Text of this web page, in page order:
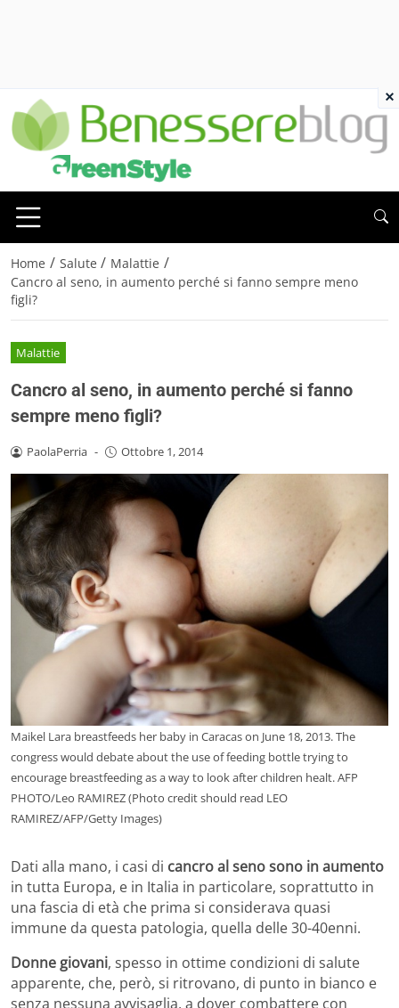
Home / Salute / Malattie /
Cancro al seno, in aumento perché si fanno sempre meno
figli?
Malattie
Cancro al seno, in aumento perché si fanno
sempre meno figli?
PaolaPerria - Ottobre 1, 2014
Maikel Lara breastfeeds her baby in Caracas on June 18, 2013. The
congress would debate about the use of feeding bottle trying to
encourage breastfeeding as a way to look after children healt. AFP
PHOTO/Leo RAMIREZ (Photo credit should read LEO
RAMIREZ/AFP/Getty Images)
Dati alla mano, i casi di cancro al seno sono in aumento
in tutta Europa, e in Italia in particolare, soprattutto in
una fascia di età che prima si considerava quasi
immune da questa patologia, quella delle 30-40enni.
Donne giovani, spesso in ottime condizioni di salute
apparente, che, però, si ritrovano, di punto in bianco e
senza nessuna avvisaglia, a dover combattere con
×